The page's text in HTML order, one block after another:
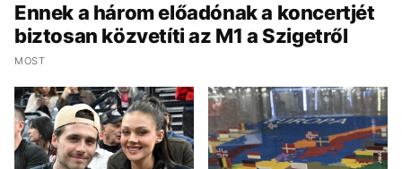
Ennek a három előadónak a koncertjét
biztosan közvetíti az M1 a Szigetről
MOST